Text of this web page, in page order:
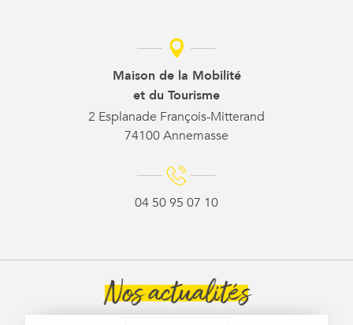
Maison de la Mobilité
et du Tourisme
2 Esplanade François-Mitterand
74100 Annemasse
04 50 95 07 10
Nos actualités